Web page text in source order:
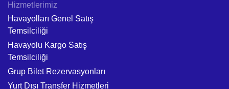
Hizmetlerimiz
Havayolları Genel Satış
Temsilciliği
Havayolu Kargo Satış
Temsilciliği
Grup Bilet Rezervasyonları
Yurt Dışı Transfer Hizmetleri